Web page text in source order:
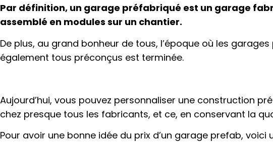
Par définition, un garage préfabriqué est un garage
assemblé en modules sur un chantier.
De plus, au grand bonheur de tous, l’époque où les
également tous préconçus est terminée.
Aujourd’hui, vous pouvez personnaliser une construction
chez presque tous les fabricants, et ce, en conservant la
Pour avoir une bonne idée du prix d’un garage prefab, voici